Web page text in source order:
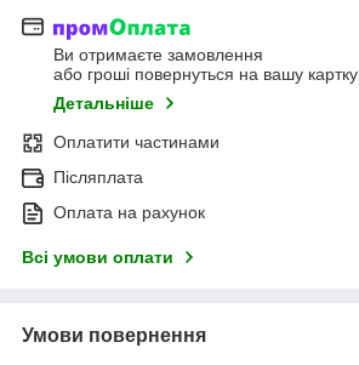
Ви отримаєте замовлення
або гроші повернуться на вашу картку
Детальніше
Оплатити частинами
Післяплата
Оплата на рахунок
Всі умови оплати
Умови повернення